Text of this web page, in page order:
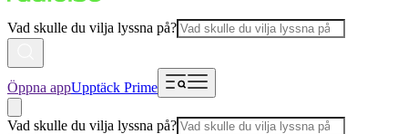
Vad skulle du vilja lyssna på?
Öppna appUpptäck Prime
Vad skulle du vilja lyssna på?